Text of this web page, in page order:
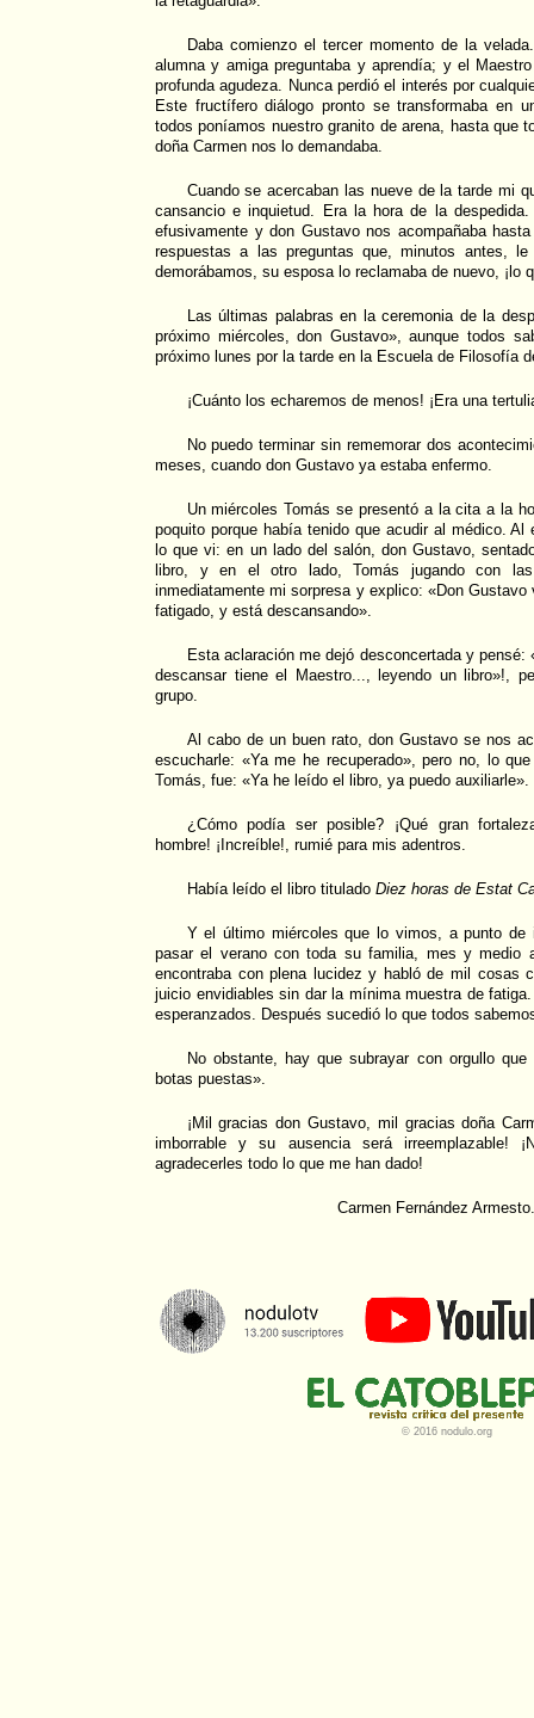
Daba comienzo el tercer momento de la
alumna y amiga preguntaba y aprendía; y el
profunda agudeza. Nunca perdió el interés por
Este fructífero diálogo pronto se transformaba en
todos poníamos nuestro granito de arena, hasta que
doña Carmen nos lo demandaba.
Cuando se acercaban las nueve de la tarde mi
cansancio e inquietud. Era la hora de la
efusivamente y don Gustavo nos acompañaba
respuestas a las preguntas que, minutos antes,
demorábamos, su esposa lo reclamaba de nuevo, ¡lo
Las últimas palabras en la ceremonia de la
próximo miércoles, don Gustavo», aunque todos
próximo lunes por la tarde en la Escuela de Filosofía
¡Cuánto los echaremos de menos! ¡Era una
No puedo terminar sin rememorar dos
meses, cuando don Gustavo ya estaba enfermo.
Un miércoles Tomás se presentó a la cita a la
poquito porque había tenido que acudir al médico.
lo que vi: en un lado del salón, don Gustavo,
libro, y en el otro lado, Tomás jugando con
inmediatamente mi sorpresa y explico: «Don
fatigado, y está descansando».
Esta aclaración me dejó desconcertada y pensé:
descansar tiene el Maestro..., leyendo un libro»!,
grupo.
Al cabo de un buen rato, don Gustavo se nos
escucharle: «Ya me he recuperado», pero no, lo
Tomás, fue: «Ya he leído el libro, ya puedo auxiliarle».
¿Cómo podía ser posible? ¡Qué gran
hombre! ¡Increíble!, rumié para mis adentros.
Había leído el libro titulado Diez horas de Estat
Y el último miércoles que lo vimos, a punto
pasar el verano con toda su familia, mes y medio
encontraba con plena lucidez y habló de mil cosas
juicio envidiables sin dar la mínima muestra de
esperanzados. Después sucedió lo que todos
No obstante, hay que subrayar con orgullo
botas puestas».
¡Mil gracias don Gustavo, mil gracias doña
imborrable y su ausencia será irreemplazable!
agradecerles todo lo que me han dado!
Carmen Fernández
© 2016 nodulo.org